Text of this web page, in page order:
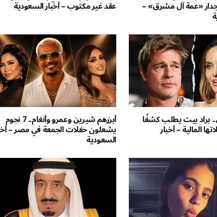
جدار «عمة آل مشرق» – عقد غير مكتوب – أخبار السعودية
براد بيت يطلب كشفًا
المالية – أخبار
أبرزهم شيرين وعمرو وأنغام.. 7 نجوم
يشعلون حفلات الجمعة في مصر –
السعودية